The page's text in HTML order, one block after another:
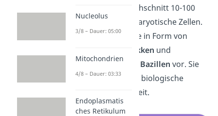
und damit im Durchschnitt 10-100
mal kleiner als eukaryotische Zellen.
Häufig kommen sie in Form von
Kokken und
stäbchenförmigen Bazillen vor. Sie
besitzen eine hohe biologische
Anpassungsfähigkeit.
Nucleolus
3/8 – Dauer: 05:00
Mitochondrien
4/8 – Dauer: 03:33
Endoplasmatis
ches Retikulum